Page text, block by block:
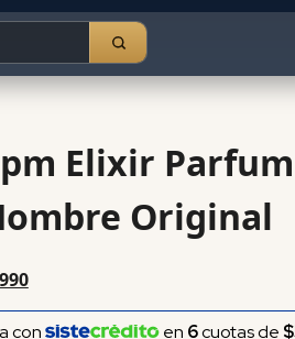
Elixir
Original
con en 6cuotas de